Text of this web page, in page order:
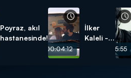
Poyraz, akıl
hastanesinde!
00:04:12
İlker
Kaleli -
00:05:55